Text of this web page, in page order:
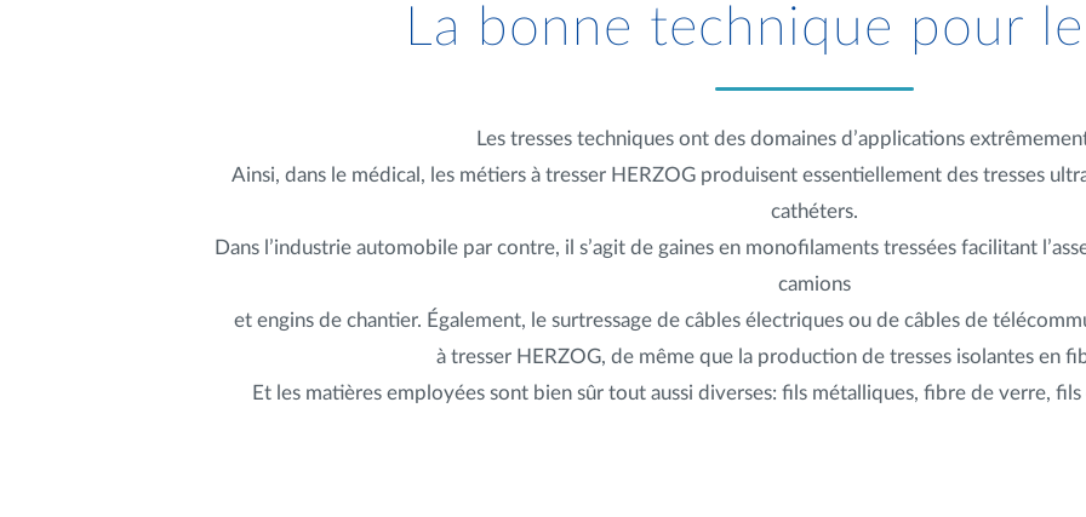
La bonne technique pour
Les tresses techniques ont des domaines d’applications
Ainsi, dans le médical, les métiers à tresser HERZOG produisent essentiellement des tresses
cathéters.
Dans l’industrie automobile par contre, il s’agit de gaines en monofilaments tressées facilitant
camions
et engins de chantier. Également, le surtressage de câbles électriques ou de câbles de
à tresser HERZOG, de même que la production de tresses isolantes en
Et les matières employées sont bien sûr tout aussi diverses: fils métalliques, fibre de verre,